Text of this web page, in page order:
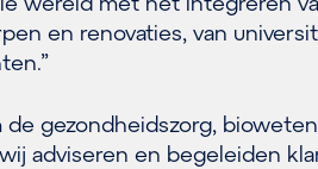
en renovaties, van
de gezondheidszorg,
adviseren en begeleiden